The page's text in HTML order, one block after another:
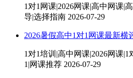
1对1网课|2026网课|高中网课|
导|选择指南 2026-07-29
2026暑假高中1对1网课最新横
1对1培训|高中网课|2026网课
1|网课推荐 2026-07-29